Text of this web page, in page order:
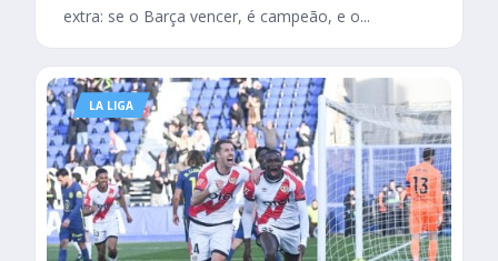
extra: se o Barça vencer, é campeão, e o...
LA LIGA